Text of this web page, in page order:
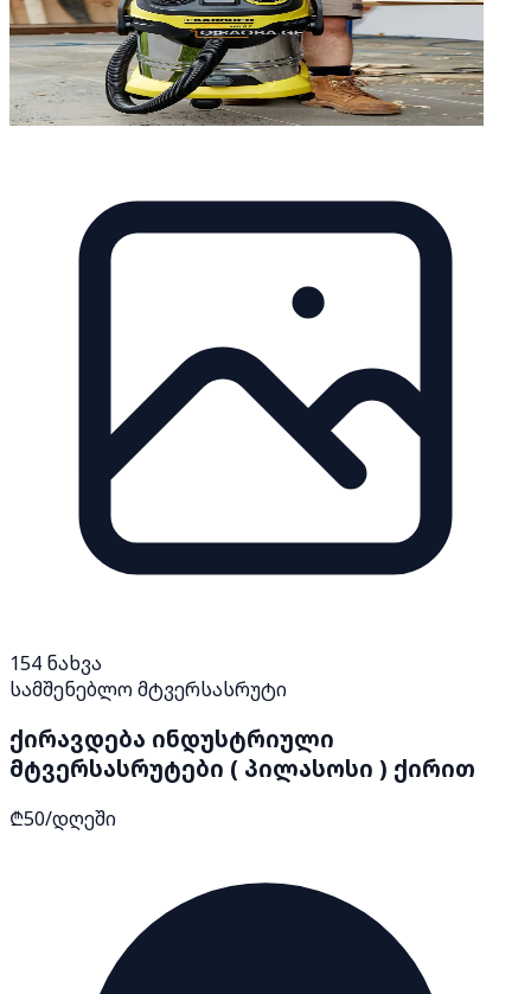
154 ნახვა
სამშენებლო მტვერსასრუტი
ქირავდება ინდუსტრიული
მტვერსასრუტები ( პილასოსი ) ქირით
₾50/დღეში